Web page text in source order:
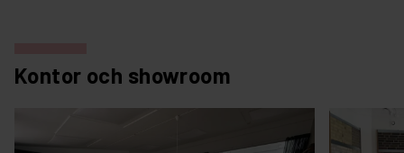
Kontor och showroom